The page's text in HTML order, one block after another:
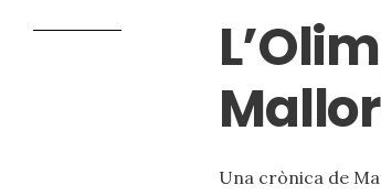
Una crònica de